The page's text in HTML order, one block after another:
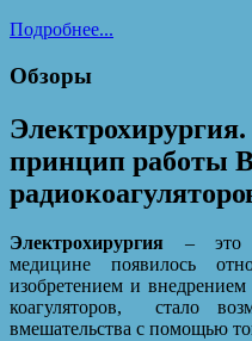
Подробнее...
Обзоры
принцип работы
Электрохирургия – это
медицине появилось
изобретением и
коагуляторов,
стало
вмешательства с помощью